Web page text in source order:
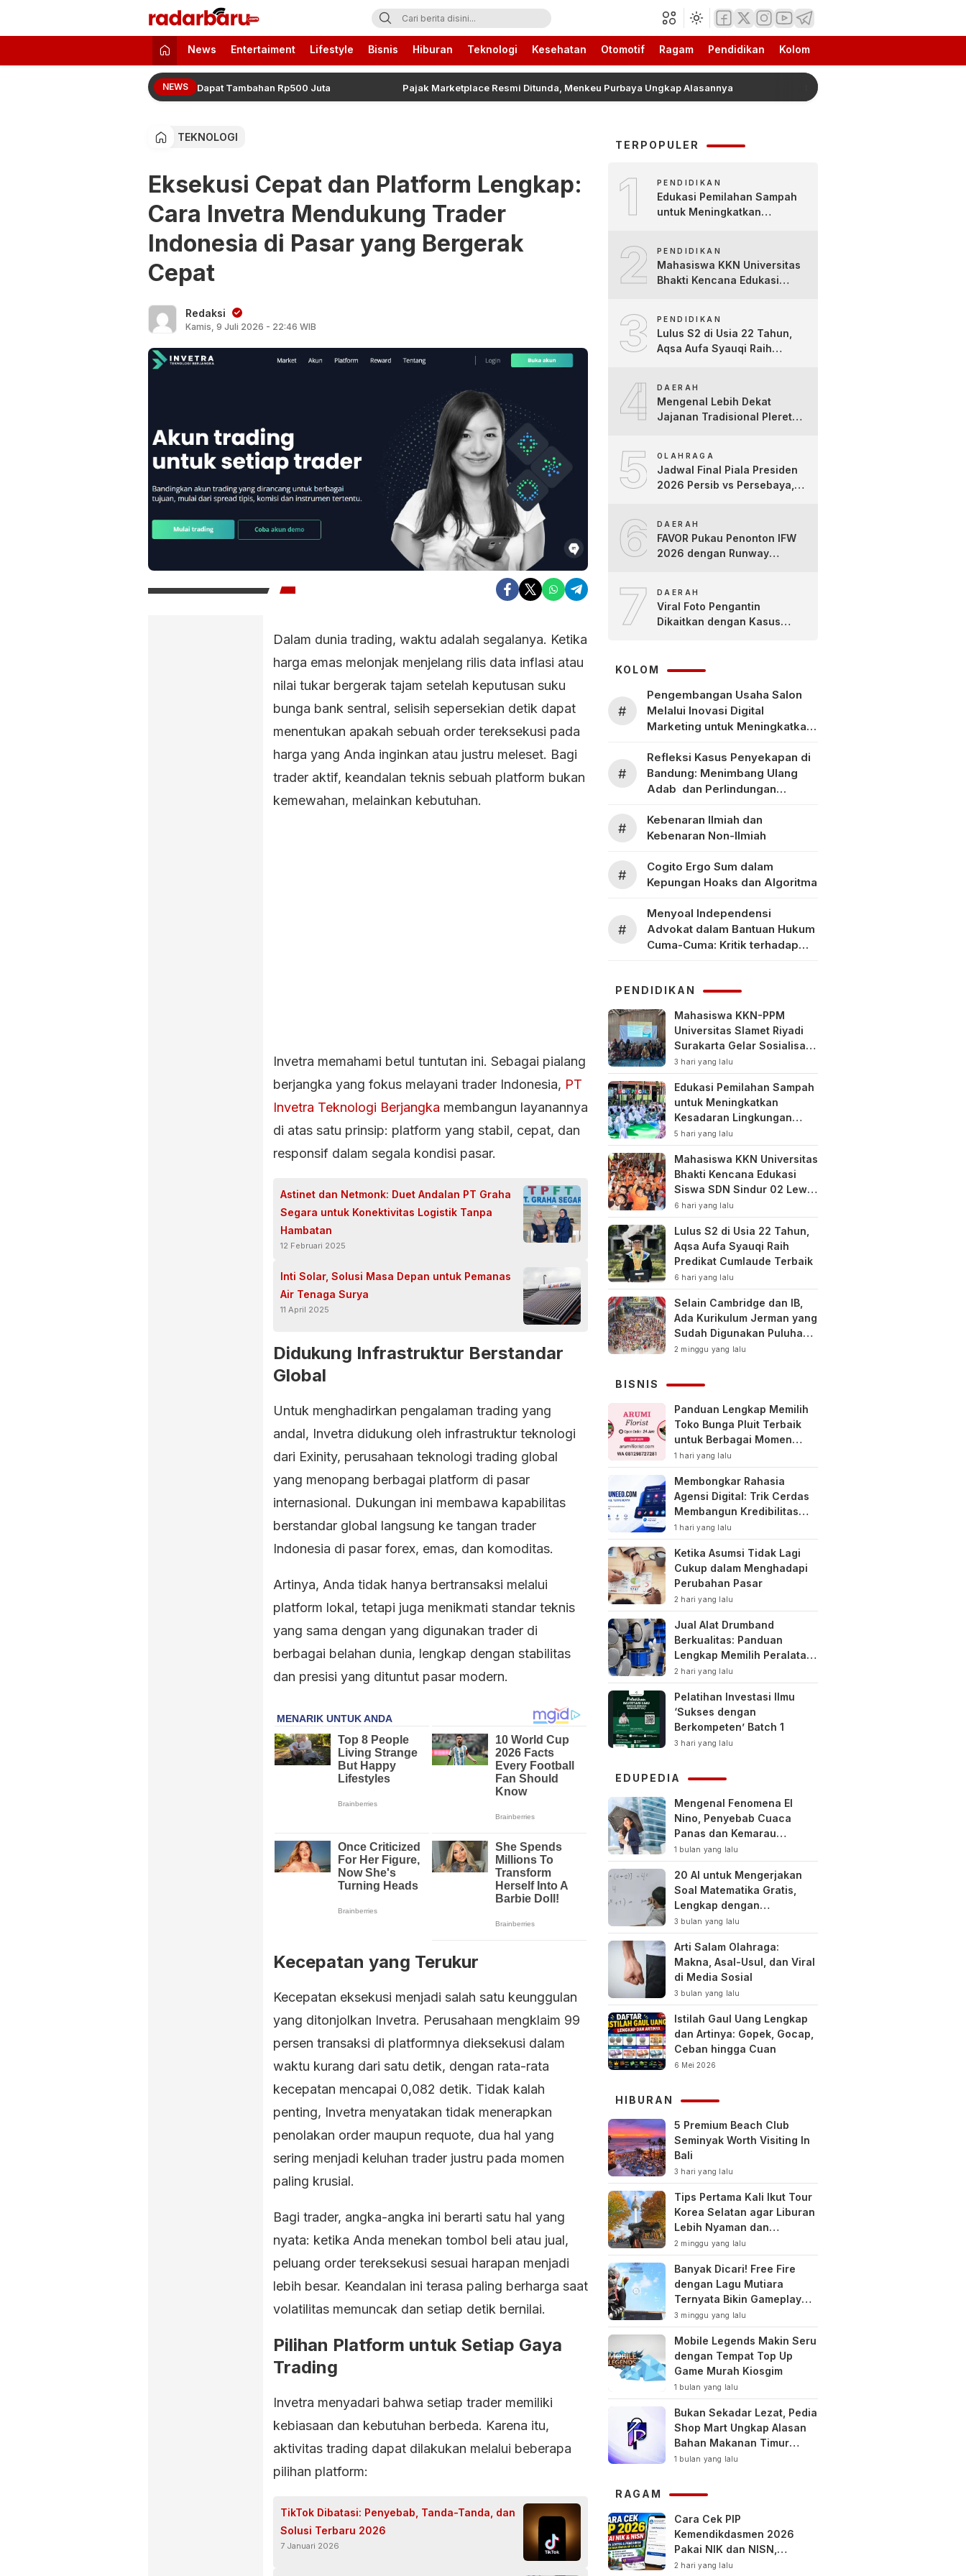
radarbaru.com
Informasi Berita Terbaru dan Terkini Hari Ini
News Entertaiment Lifestyle Bisnis Hiburan Teknologi Kesehatan Otomotif Ragam Pendidikan Kolom
NEWS
Resmi Naik, Juara 2 hingga 4 Dapat Tambahan Rp500 Juta Pajak Marketplace Resmi Ditunda, Menkeu Purbaya Ungkap Alasannya Mengenal Lebih Dekat Jajanan
TEKNOLOGI
Eksekusi Cepat dan Platform Lengkap:
Cara Invetra Mendukung Trader
Indonesia di Pasar yang Bergerak
Cepat
Redaksi
Kamis, 9 Juli 2026 - 22:46 WIB
Dalam dunia trading, waktu adalah segalanya. Ketika
harga emas melonjak menjelang rilis data inflasi atau
nilai tukar bergerak tajam setelah keputusan suku
bunga bank sentral, selisih sepersekian detik dapat
menentukan apakah sebuah order tereksekusi pada
harga yang Anda inginkan atau justru meleset. Bagi
trader aktif, keandalan teknis sebuah platform bukan
kemewahan, melainkan kebutuhan.
Invetra memahami betul tuntutan ini. Sebagai pialang
berjangka yang fokus melayani trader Indonesia, PT
Invetra Teknologi Berjangka membangun layanannya
di atas satu prinsip: platform yang stabil, cepat, dan
responsif dalam segala kondisi pasar.
Astinet dan Netmonk: Duet Andalan PT Graha
Segara untuk Konektivitas Logistik Tanpa
Hambatan
12 Februari 2025
Inti Solar, Solusi Masa Depan untuk Pemanas
Air Tenaga Surya
11 April 2025
Didukung Infrastruktur Berstandar
Global
Untuk menghadirkan pengalaman trading yang
andal, Invetra didukung oleh infrastruktur teknologi
dari Exinity, perusahaan teknologi trading global
yang menopang berbagai platform di pasar
internasional. Dukungan ini membawa kapabilitas
berstandar global langsung ke tangan trader
Indonesia di pasar forex, emas, dan komoditas.
Artinya, Anda tidak hanya bertransaksi melalui
platform lokal, tetapi juga menikmati standar teknis
yang sama dengan yang digunakan trader di
berbagai belahan dunia, lengkap dengan stabilitas
dan presisi yang dituntut pasar modern.
Kecepatan yang Terukur
Kecepatan eksekusi menjadi salah satu keunggulan
yang ditonjolkan Invetra. Perusahaan mengklaim 99
persen transaksi di platformnya dieksekusi dalam
waktu kurang dari satu detik, dengan rata-rata
kecepatan mencapai 0,082 detik. Tidak kalah
penting, Invetra menyatakan tidak menerapkan
penolakan order maupun requote, dua hal yang
sering menjadi keluhan trader justru pada momen
paling krusial.
Bagi trader, angka-angka ini berarti satu hal yang
nyata: ketika Anda menekan tombol beli atau jual,
peluang order tereksekusi sesuai harapan menjadi
lebih besar. Keandalan ini terasa paling berharga saat
volatilitas memuncak dan setiap detik bernilai.
Pilihan Platform untuk Setiap Gaya
Trading
Invetra menyadari bahwa setiap trader memiliki
kebiasaan dan kebutuhan berbeda. Karena itu,
aktivitas trading dapat dilakukan melalui beberapa
pilihan platform:
TikTok Dibatasi: Penyebab, Tanda-Tanda, dan
Solusi Terbaru 2026
7 Januari 2026
TERPOPULER
1 PENDIDIKAN
Edukasi Pemilahan Sampah
untuk Meningkatkan
Kartini
2 PENDIDIKAN
Mahasiswa KKN Universitas
Bhakti Kencana Edukasi
3 PENDIDIKAN
Lulus S2 di Usia 22 Tahun,
Aqsa Aufa Syauqi Raih
4 DAERAH
Mengenal Lebih Dekat
Jajanan Tradisional Pleret
5 OLAHRAGA
Jadwal Final Piala Presiden
2026 Persib vs Persebaya,
6 DAERAH
FAVOR Pukau Penonton IFW
2026 dengan Runway
7 DAERAH
Viral Foto Pengantin
Dikaitkan dengan Kasus
KOLOM
#
Pengembangan Usaha Salon
Melalui Inovasi Digital
Marketing untuk Meningkatkan
Salon Mitra, Selong Lombok
Timur
#
Refleksi Kasus Penyekapan di
Bandung: Menimbang Ulang
Adab dan Perlindungan
#
Kebenaran Ilmiah dan
Kebenaran Non-Ilmiah
#
Cogito Ergo Sum dalam
Kepungan Hoaks dan Algoritma
#
Menyoal Independensi
Advokat dalam Bantuan Hukum
Cuma-Cuma: Kritik terhadap
PENDIDIKAN
Mahasiswa KKN-PPM
Universitas Slamet Riyadi
Surakarta Gelar Sosialisasi
Pengelolaan Keuangan
Keluarga
3 hari yang lalu
Edukasi Pemilahan Sampah
untuk Meningkatkan
Kesadaran Lingkungan
Sejak Dini di SDN Pacul 1
dan TK Kartini
5 hari yang lalu
Mahasiswa KKN Universitas
Bhakti Kencana Edukasi
Siswa SDN Sindur 02 Lewat
Program SIGERCEP
6 hari yang lalu
Lulus S2 di Usia 22 Tahun,
Aqsa Aufa Syauqi Raih
Predikat Cumlaude Terbaik
6 hari yang lalu
Selain Cambridge dan IB,
Ada Kurikulum Jerman yang
Sudah Digunakan Puluhan
Tahun di Indonesia
2 minggu yang lalu
BISNIS
Panduan Lengkap Memilih
Toko Bunga Pluit Terbaik
untuk Berbagai Momen
Spesial
1 hari yang lalu
Membongkar Rahasia
Agensi Digital: Trik Cerdas
Membangun Kredibilitas
Toko Online Baru
1 hari yang lalu
Ketika Asumsi Tidak Lagi
Cukup dalam Menghadapi
Perubahan Pasar
2 hari yang lalu
Jual Alat Drumband
Berkualitas: Panduan
Lengkap Memilih Peralatan
Drumband Terbaik untuk
Sekolah, Instansi, dan
Komunitas
2 hari yang lalu
Pelatihan Investasi Ilmu
‘Sukses dengan
Berkompeten’ Batch 1
3 hari yang lalu
EDUPEDIA
Mengenal Fenomena El
Nino, Penyebab Cuaca
Panas dan Kemarau
Panjang
1 bulan yang lalu
20 AI untuk Mengerjakan
Soal Matematika Gratis,
Lengkap dengan
Pembahasan
3 bulan yang lalu
Arti Salam Olahraga:
Makna, Asal-Usul, dan Viral
di Media Sosial
3 bulan yang lalu
Istilah Gaul Uang Lengkap
dan Artinya: Gopek, Gocap,
Ceban hingga Cuan
6 Mei 2026
HIBURAN
5 Premium Beach Club
Seminyak Worth Visiting In
Bali
3 hari yang lalu
Tips Pertama Kali Ikut Tour
Korea Selatan agar Liburan
Lebih Nyaman dan
Berkesan
2 minggu yang lalu
Banyak Dicari! Free Fire
dengan Lagu Mutiara
Ternyata Bikin Gameplay
Makin Keren
3 minggu yang lalu
Mobile Legends Makin Seru
dengan Tempat Top Up
Game Murah Kiosgim
1 bulan yang lalu
Bukan Sekadar Lezat, Pedia
Shop Mart Ungkap Alasan
Bahan Makanan Timur
Tengah Jadi Tren Gaya
1 bulan yang lalu
RAGAM
Cara Cek PIP
Kemendikdasmen 2026
Pakai NIK dan NISN,
Bantuan hingga Rp1,8 Juta
2 hari yang lalu